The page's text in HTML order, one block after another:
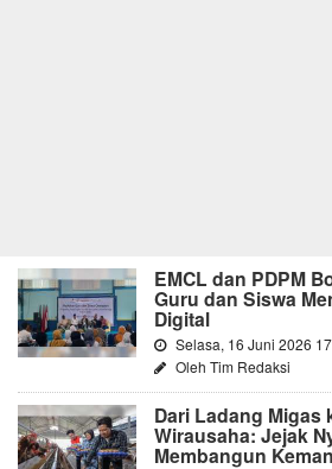
EMCL dan PDPM
Guru dan Siswa
Digital
Selasa, 16 Juni 2026
Oleh Tim Redaksi
Dari Ladang Migas
Wirausaha: Jejak
Membangun